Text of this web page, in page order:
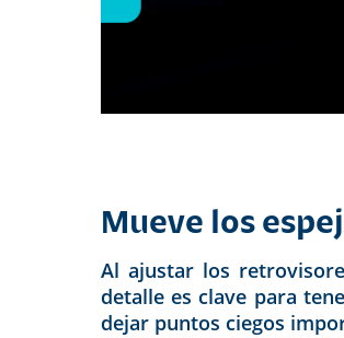
Mueve los
Al ajustar los
detalle es clave para
dejar puntos ciegos